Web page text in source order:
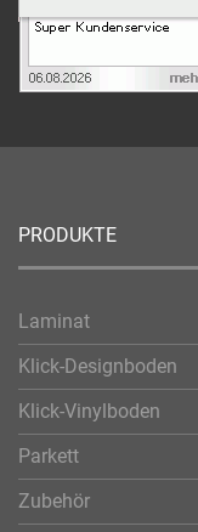
PRODUKTE
Laminat
Klick-Designboden
Klick-Vinylboden
Parkett
Zubehör